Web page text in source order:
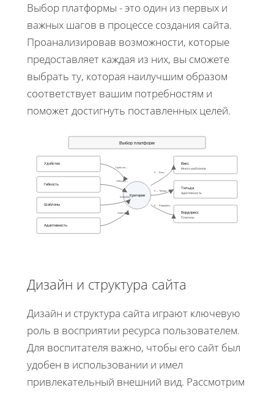
Выбор платформы - это один из первых и
важных шагов в процессе создания сайта.
Проанализировав возможности, которые
предоставляет каждая из них, вы сможете
выбрать ту, которая наилучшим образом
соответствует вашим потребностям и
поможет достигнуть поставленных целей.
Выбор платформ
Удобство
Гибкость
Шаблоны
Адаптивность
Критерии
Викс
Много шаблонов
Тильда
Адаптивность
Вордпресс
Плагины
Удобство→
Гибкость→
Шаблоны→
Адаптив→
К → Викс
К → Тильда
К → Вордпресс
Дизайн и структура сайта
Дизайн и структура сайта играют ключевую
роль в восприятии ресурса пользователем.
Для воспитателя важно, чтобы его сайт был
удобен в использовании и имел
привлекательный внешний вид. Рассмотрим